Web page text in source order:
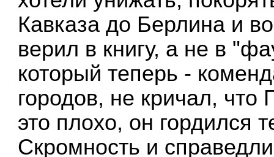
Кавказа до Берлина и
верил в книгу, а не в
который теперь -
городов, не кричал,
это плохо, он гордился
Скромность и